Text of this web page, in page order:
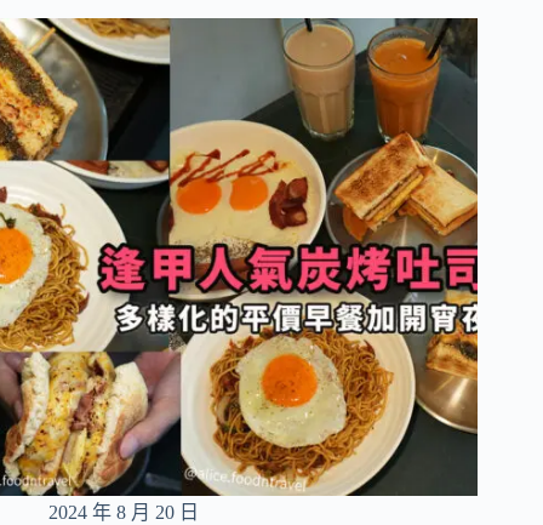
寵
咖
啡
廳
薦，
特
調
芭
樂
美
式
與
現
做
薄
餅
2024 年 8 月 20 日